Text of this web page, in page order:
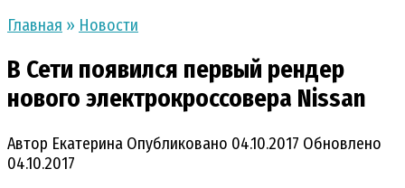
Главная » Новости
В Сети появился первый рендер
нового электрокроссовера Nissan
Автор Екатерина Опубликовано 04.10.2017 Обновлено
04.10.2017